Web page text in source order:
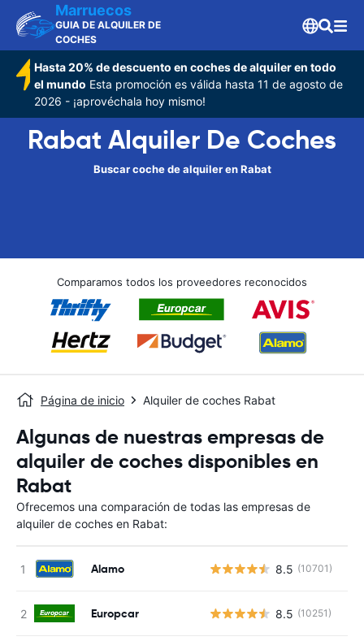
Marruecos
GUIA DE ALQUILER DE
COCHES
Hasta 20% de descuento en coches de alquiler en todo
el mundo Esta promoción es válida hasta 11 de agosto de
2026 - ¡aprovéchala hoy mismo!
Rabat Alquiler De Coches
Buscar coche de alquiler en Rabat
Comparamos todos los proveedores reconocidos
Página de inicio Alquiler de coches Rabat
Algunas de nuestras empresas de
alquiler de coches disponibles en
Rabat
Ofrecemos una comparación de todas las empresas de
alquiler de coches en Rabat:
Alamo 8.5 (10701)
Europcar 8.5 (10251)